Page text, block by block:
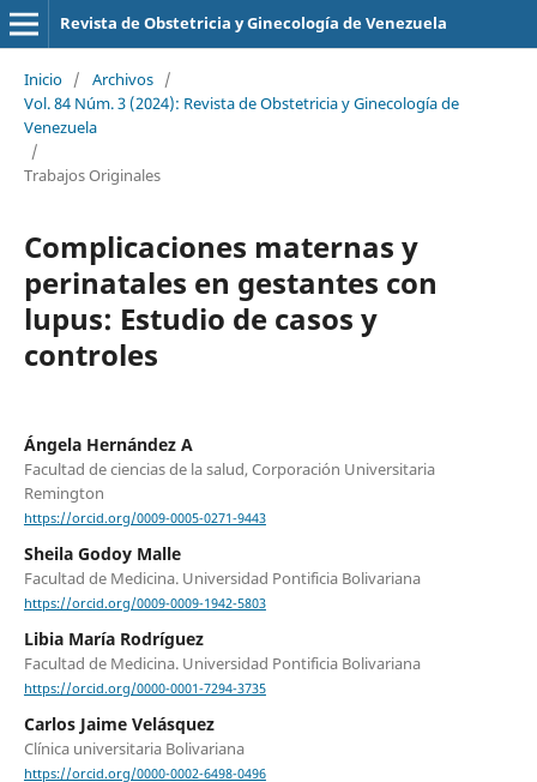
Revista de Obstetricia y Ginecología de Venezuela
Inicio / Archivos /
Vol. 84 Núm. 3 (2024): Revista de Obstetricia y Ginecología de
Venezuela
/
Trabajos Originales
Complicaciones maternas y
perinatales en gestantes con
lupus: Estudio de casos y
controles
Ángela Hernández A
Facultad de ciencias de la salud, Corporación Universitaria
Remington
https://orcid.org/0009-0005-0271-9443
Sheila Godoy Malle
Facultad de Medicina. Universidad Pontificia Bolivariana
https://orcid.org/0009-0009-1942-5803
Libia María Rodríguez
Facultad de Medicina. Universidad Pontificia Bolivariana
https://orcid.org/0000-0001-7294-3735
Carlos Jaime Velásquez
Clínica universitaria Bolivariana
https://orcid.org/0000-0002-6498-0496